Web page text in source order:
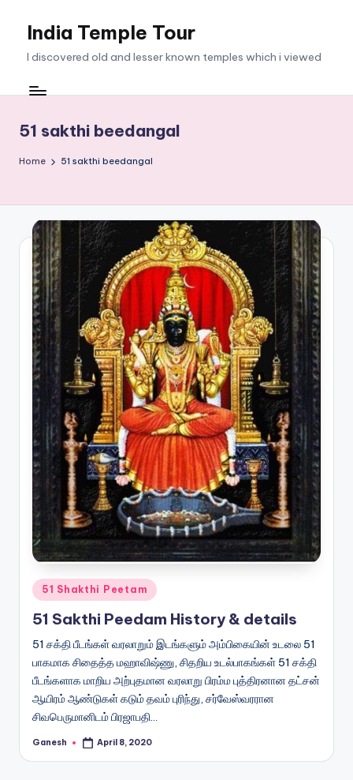
India Temple Tour
I discovered old and lesser known temples which i viewed
51 sakthi beedangal
Home 51 sakthi beedangal
Posted
in
51 Shakthi Peetam
51 Sakthi Peedam History & details
51 சக்தி பீடங்கள் வரலாறும் இடங்களும் அம்பிகையின் உடலை 51
பாகமாக சிதைத்த மஹாவிஷ்ணு, சிதறிய உடல்பாகங்கள் 51 சக்தி
பீடங்களாக மாறிய அற்புதமான வரலாறு பிரம்ம புத்திரனான தட்சன்
ஆயிரம் ஆண்டுகள் கடும் தவம் புரிந்து, சர்வேஸ்வரரான
சிவபெருமானிடம் பிரஜாபதி…
Posted
Ganesh April 8, 2020